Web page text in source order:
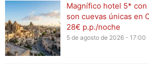
Magnífico hotel 5*
son cuevas únicas en
28€ p.p./noche
5 de agosto de 2026 - 17:00